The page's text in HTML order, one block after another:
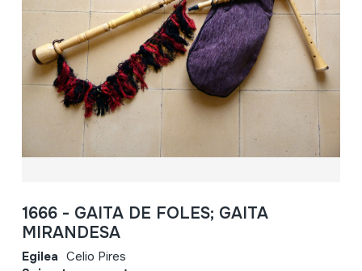
1666 - GAITA DE FOLES; GAITA
MIRANDESA
Egilea Celio Pires